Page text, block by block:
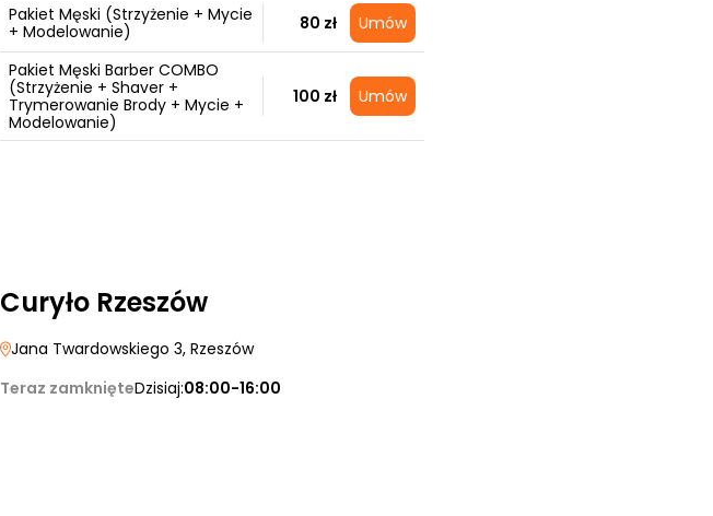
Pakiet Męski (Strzyżenie + Mycie
+ Modelowanie)
80 zł Umów
Pakiet Męski Barber COMBO
(Strzyżenie + Shaver +
Trymerowanie Brody + Mycie +
Modelowanie)
100 zł Umów
Curyło Rzeszów
Jana Twardowskiego 3, Rzeszów
Teraz zamknięteDzisiaj:08:00-16:00